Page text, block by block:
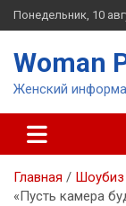
Перейти
к
Понедельник, 10
Woman
Женский
Главная
Шоубиз
«Пусть камера